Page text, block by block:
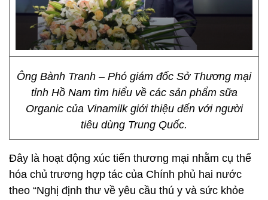
Ông Bành Tranh – Phó giám đốc Sở Thương mại
tỉnh Hồ Nam tìm hiểu về các sản phẩm sữa
Organic của Vinamilk giới thiệu đến với người
tiêu dùng Trung Quốc.
Đây là hoạt động xúc tiến thương mại nhằm cụ thể
hóa chủ trương hợp tác của Chính phủ hai nước
theo “Nghị định thư về yêu cầu thú y và sức khỏe